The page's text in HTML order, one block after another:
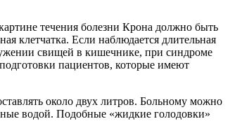
течения болезни Крона должно быть
клетчатка. Если наблюдается длительная
свищей в кишечнике, при синдроме
пациентов, которые имеют
около двух литров. Больному можно
водой. Подобные «жидкие голодовки»